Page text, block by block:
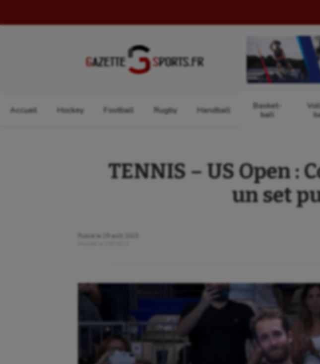
Accueil Hockey Football Rugby Handball
Basket-
ball
TENNIS – US Open :
un set
Publié le
29 août 2023